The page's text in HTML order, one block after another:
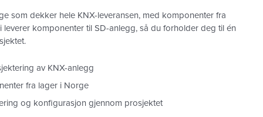
som dekker hele KNX-leveransen, med komponenter fra
leverer komponenter til SD-anlegg, så du forholder deg til én
av KNX-anlegg
fra lager i Norge
og konfigurasjon gjennom prosjektet